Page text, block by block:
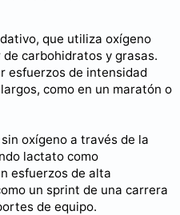
que utiliza oxígeno
carbohidratos y grasas.
esfuerzos de intensidad
como en un maratón o
oxígeno a través de la
lactato como
esfuerzos de alta
un sprint de una carrera
de equipo.